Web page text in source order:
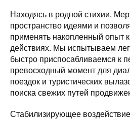
Находясь в родной стихии,
пространство идеями и
применять накопленный опыт
действиях. Мы испытываем
быстро приспосабливаемся к
превосходный момент для
поездок и туристических
поиска свежих путей
Стабилизирующее